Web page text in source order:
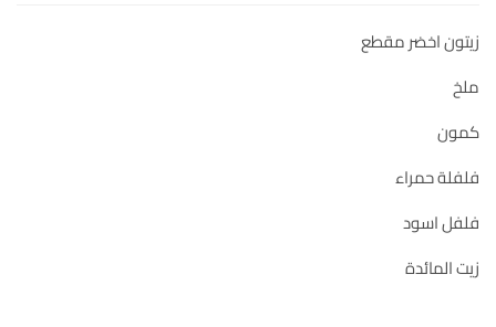
زيتون اخضر مقطع
ملخ
كمون
فلفلة حمراء
فلفل اسود
زيت المائدة